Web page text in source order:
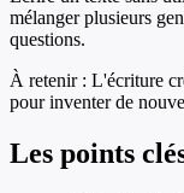
mélanger plusieurs
questions.
À retenir : L'écriture
pour inventer de
Les points